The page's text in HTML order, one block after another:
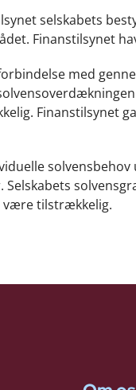
selskabets
Finanstilsynet
med
Finanstilsynet
Selskabets
være tilstrækkelig.